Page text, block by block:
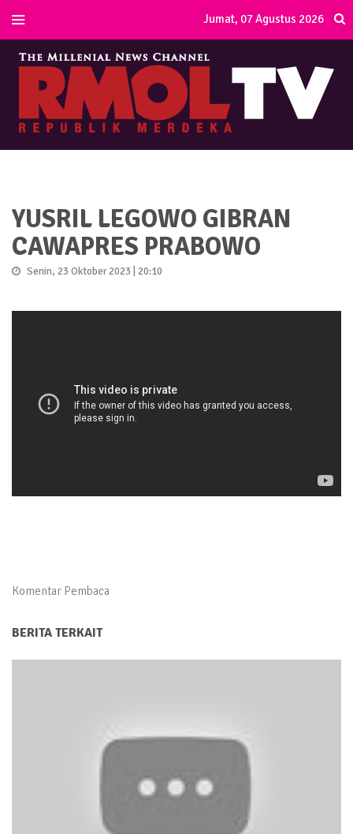
Jumat, 07 Agustus 2026
YUSRIL LEGOWO GIBRAN
CAWAPRES PRABOWO
Senin, 23 Oktober 2023 | 20:10
Komentar Pembaca
BERITA TERKAIT